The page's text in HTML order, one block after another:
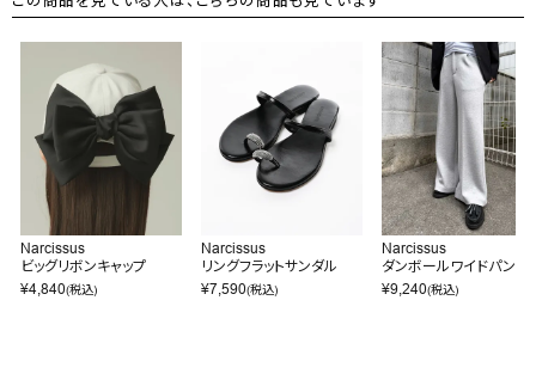
Narcissus
ビッグリボンキャップ
¥4,840(税込)
Narcissus
リングフラットサンダル
¥7,590(税込)
Narcissus
ダンボールワイドパンツ
¥9,240(税込)